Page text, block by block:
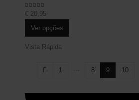
0out of 5
€20,95
Ver opções
Vista Rápida
1 … 8 9 10